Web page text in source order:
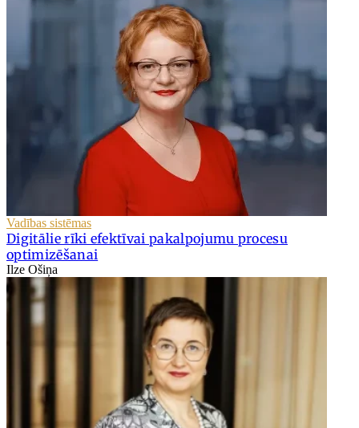
Vadības sistēmas
Digitālie rīki efektīvai pakalpojumu procesu
optimizēšanai
Ilze Ošiņa